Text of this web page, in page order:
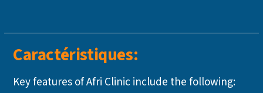
Caractéristiques:
Key features of Afri Clinic include the following: